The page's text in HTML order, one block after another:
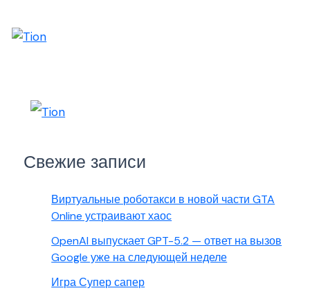
Свежие записи
Виртуальные роботакси в новой части GTA
Online устраивают хаос
OpenAI выпускает GPT-5.2 — ответ на вызов
Google уже на следующей неделе
Игра Супер сапер